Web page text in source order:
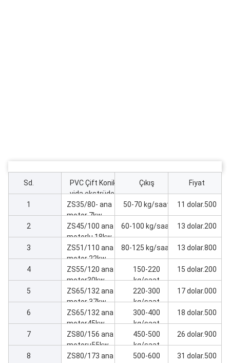
Sd.
PVC Çift Konik
vida ekstrüder
Çıkış Fiyat
1
ZS35/80- ana
motor 7kw
Ekstrüder
makine
50-70 kg/saat 11 dolar.500
2
ZS45/100 ana
motorlu 18kw
Ekstrüder
makinesi
60-100 kg/saat 13 dolar.200
3
ZS51/110 ana
motor 22kw
Ekstrüder
makine
80-125 kg/saat 13 dolar.800
4
ZS55/120 ana
motor30kw
Ekstrüder
makine
150-220
kg/saat
15 dolar.200
5
ZS65/132 ana
motor 37kw
Ekstrüder
makinesi
220-300
kg/saat
17 dolar.000
6
ZS65/132 ana
motor45kw
Ekstrüder
makine
300-400
kg/saat
18 dolar.500
7
ZS80/156 ana
motoru55kw
Ekstrüder
450-500
kg/saat
26 dolar.900
8
ZS80/173 ana
500-600
31 dolar.500